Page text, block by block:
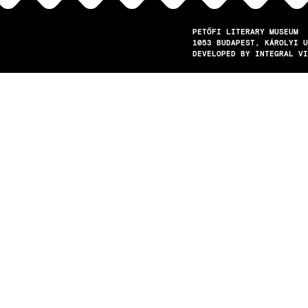
PETŐFI LITERARY MUSEUM
1053
BUDAPEST
KÁROLYI
DEVELOPED BY INTEGRAL